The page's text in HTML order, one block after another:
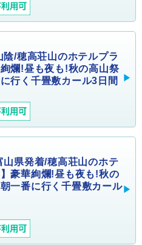
/穂高荘山のホテルプラ
爛!昼も夜も!秋の高山祭
行く千畳敷カール3日間
県発着/穂高荘山のホテ
豪華絢爛!昼も夜も!秋の
一番に行く千畳敷カール